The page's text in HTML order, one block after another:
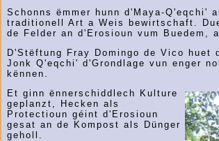
Schonns ëmmer hunn d'Maya-Q'eqchi'
traditionell Art a Weis bewirtschaft.
de Felder an d'Erosioun vum Buedem,
D'Stëftung Fray Domingo de Vico huet
Jonk Q'eqchi' d'Grondlage vun enger
kënnen.
Et ginn ënnerschiddlech Kulture
geplanzt, Hecken als
Protectioun géint d'Erosioun
gesat an de Kompost als Dünger
geholl.